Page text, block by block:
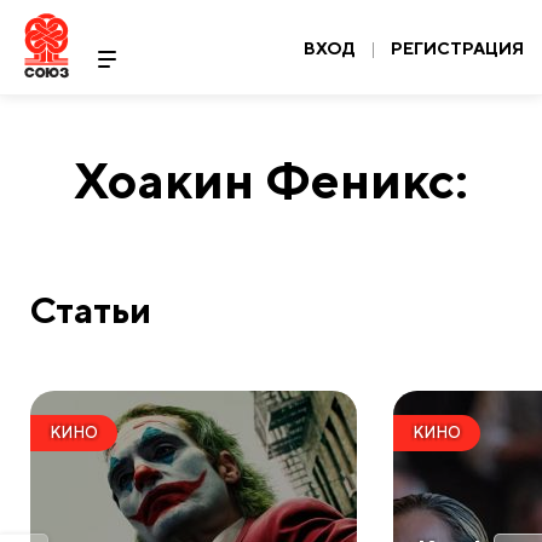
ВХОД | РЕГИСТРАЦИЯ
Хоакин Феникс:
Статьи
КИНО КИНО